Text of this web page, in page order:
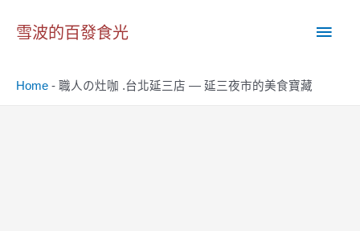
雪波的百發食光
主
Home - 職人の灶咖 .台北延三店 — 延三夜市的美食寶藏